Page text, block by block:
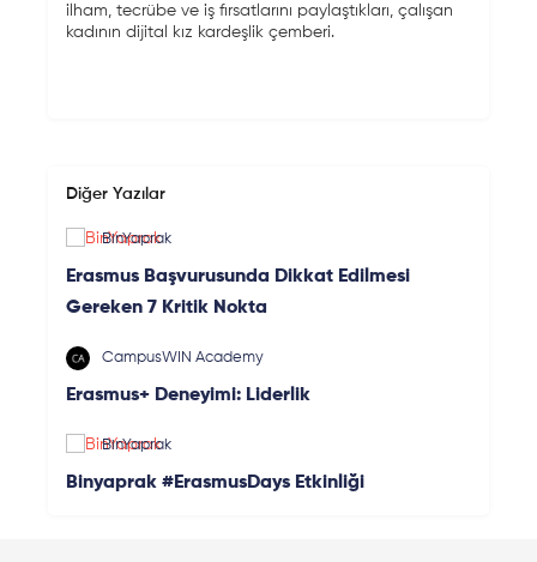
ilham, tecrübe ve iş fırsatlarını paylaştıkları, çalışan
kadının dijital kız kardeşlik çemberi.
Diğer Yazılar
BinYaprak
Erasmus Başvurusunda Dikkat Edilmesi
Gereken 7 Kritik Nokta
CampusWIN Academy
Erasmus+ Deneyimi: Liderlik
BinYaprak
Binyaprak #ErasmusDays Etkinliği